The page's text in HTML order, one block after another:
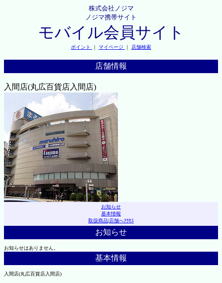
株式会社ノジマ
ノジマ携帯サイト
モバイル会員サイト
ポイント ｜ マイページ ｜ 店舗検索
店舗情報
入間店(丸広百貨店入間店)
お知らせ
基本情報
取扱商品|店舗へｱｸｾｽ
お知らせ
お知らせはありません。
基本情報
入間店(丸広百貨店入間店)